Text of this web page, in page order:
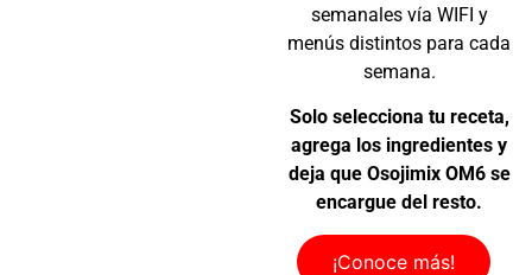
semanales vía WIFI y
menús distintos para cada
semana.
Solo selecciona tu receta,
agrega los ingredientes y
deja que Osojimix OM6 se
encargue del resto.
¡Conoce más!